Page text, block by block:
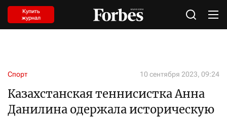
Купить
журнал
Спорт 10 сентября 2023, 09:24
Казахстанская теннисистка Анна
Данилина одержала историческую